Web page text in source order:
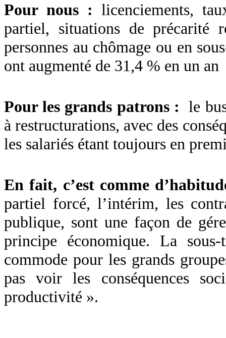
Pour nous : licenciements,
partiel, situations de précarité
personnes au chômage ou en
ont augmenté de 31,4 % en un
Pour les grands patrons : le
à restructurations, avec des
les salariés étant toujours en
En fait, c’est comme
partiel forcé, l’intérim, les
publique, sont une façon de
principe économique. La
commode pour les grands
pas voir les conséquences
productivité ».